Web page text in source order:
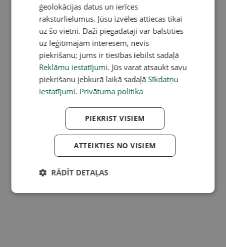
ģeolokācijas datus un ierīces
raksturlielumus. Jūsu izvēles attiecas tikai
uz šo vietni. Daži piegādātāji var balstīties
uz leģitīmajām interesēm, nevis
piekrišanu; jums ir tiesības iebilst sadaļā
Reklāmu iestatījumi. Jūs varat atsaukt savu
piekrišanu jebkurā laikā sadaļā Sīkdatņu
iestatījumi. Privātuma politika
PIEKRIST VISIEM
ATTEIKTIES NO VISIEM
RĀDĪT DETAĻAS